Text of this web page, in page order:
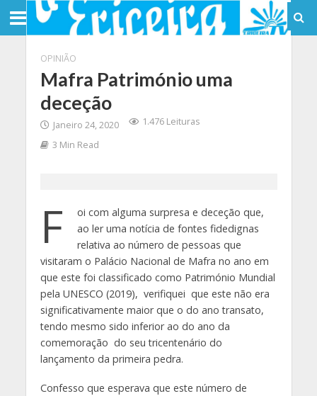
OPINIÃO
Mafra Património uma
deceção
Janeiro 24, 2020
1.476 Leituras
3 Min Read
F
oi com alguma surpresa e deceção que,
ao ler uma notícia de fontes fidedignas
relativa ao número de pessoas que
visitaram o Palácio Nacional de Mafra no ano em
que este foi classificado como Património Mundial
pela UNESCO (2019), verifiquei que este não era
significativamente maior que o do ano transato,
tendo mesmo sido inferior ao do ano da
comemoração do seu tricentenário do
lançamento da primeira pedra.
Confesso que esperava que este número de